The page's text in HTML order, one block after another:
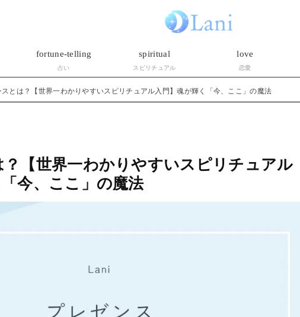
fortune-telling
占い
spiritual
スピリチュアル
love
恋愛
スとは？【世界一わかりやすいスピリチュアル入門】魂が輝く「今、ここ」の魔法
【世界一わかりやすいスピリチュアル
今、ここ」の魔法